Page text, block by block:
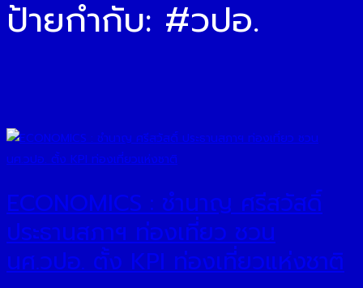
ป้ายกำกับ: #วปอ.
ECONOMICS : ชำนาญ ศรีสวัสดิ์
ประธานสภาฯ ท่องเที่ยว ชวน
นศ.วปอ. ตั้ง KPI ท่องเที่ยวแห่งชาติ